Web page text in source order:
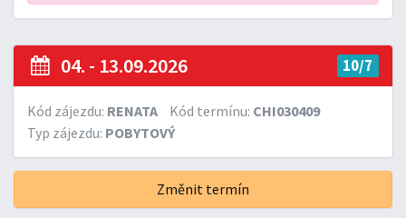
10/7
04. - 13.09.2026
Kód zájezdu: RENATA Kód termínu: CHI030409
Typ zájezdu: POBYTOVÝ
Změnit termín